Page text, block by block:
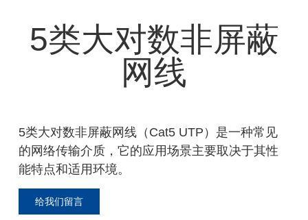
5类大对数非屏蔽
网线
5类大对数非屏蔽网线（Cat5 UTP）是一种常见
的网络传输介质，它的应用场景主要取决于其性
能特点和适用环境。
给我们留言